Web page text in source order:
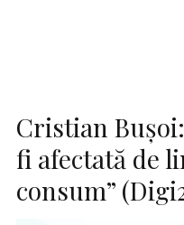
Cristian
fi afectată de
consum”